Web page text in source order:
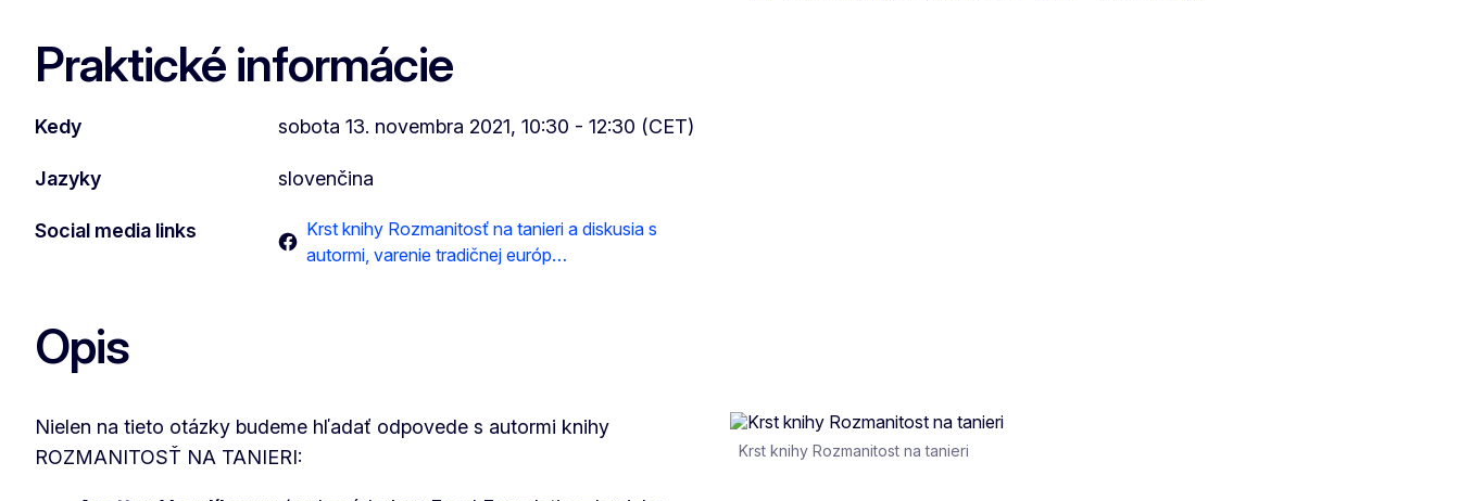
Praktické informácie
Kedy sobota 13. novembra 2021, 10:30 - 12:30 (CET)
Jazyky slovenčina
Social media links
Krst knihy Rozmanitosť na tanieri a diskusia s
autormi, varenie tradičnej európ…
Opis
Nielen na tieto otázky budeme hľadať odpovede s autormi knihy
ROZMANITOSŤ NA TANIERI:
Krst knihy Rozmanitost na tanieri